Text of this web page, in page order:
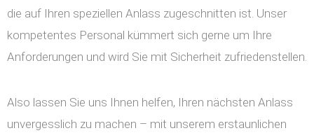
die auf Ihren speziellen Anlass zugeschnitten ist. Unser
kompetentes Personal kümmert sich gerne um Ihre
Anforderungen und wird Sie mit Sicherheit zufriedenstellen.
Also lassen Sie uns Ihnen helfen, Ihren nächsten Anlass
unvergesslich zu machen – mit unserem erstaunlichen